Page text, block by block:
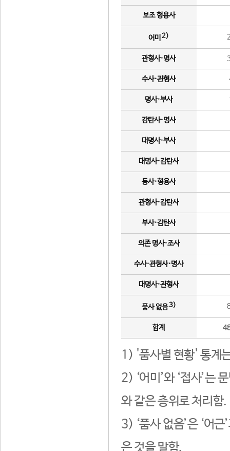
보조 형용사
어미 2)
관형사·명사
수사·관형사
명사·부사
감탄사·명사
대명사·부사
대명사·감탄사
동사·형용사
관형사·감탄사
부사·감탄사
의존 명사·조사
수사·관형사·명사
대명사·관형사
품사 없음3)
합계
1) '품사별 현황' 통계
2) ‘어미’와 ‘접사’는
와 같은 층위로 처리함.
3) ‘품사 없음’은 ‘어
은 것을 말함.